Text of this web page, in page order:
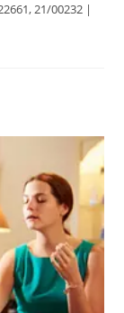
21/00232 |